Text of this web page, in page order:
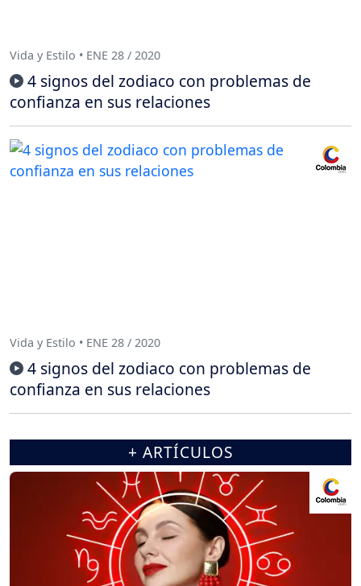
Vida y Estilo • ENE 28 / 2020
4 signos del zodiaco con problemas de
confianza en sus relaciones
Vida y Estilo • ENE 28 / 2020
4 signos del zodiaco con problemas de
confianza en sus relaciones
+ ARTÍCULOS